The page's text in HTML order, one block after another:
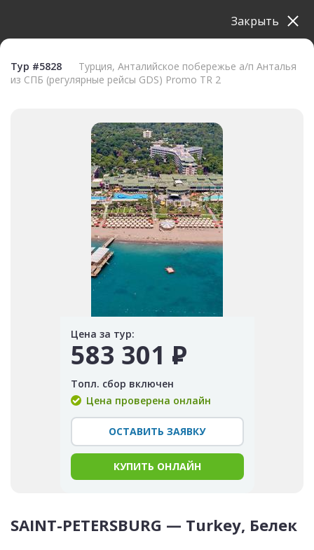
Тур #5828
Турция, Анталийское побережье а/п Анталья
из СПБ (регулярные рейсы GDS) Promo TR 2
SAINT-PETERSBURG — Turkey, Белек
Цена за тур:
583 301 Р
Топл. сбор включен
Цена проверена онлайн
ОСТАВИТЬ ЗАЯВКУ
КУПИТЬ ОНЛАЙН
Закрыть